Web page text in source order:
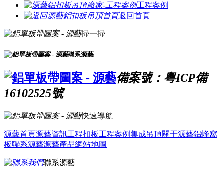
工程案例
返回首頁
掃一掃
聯系源藝
備案號：粵ICP備
16102525號
快速導航
源藝首頁源藝資訊工程扣板工程案例集成吊頂關于源藝鋁蜂窩
板聯系源藝源藝產品網站地圖
聯系源藝